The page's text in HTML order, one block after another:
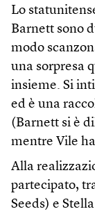
Lo
Barnett sono
modo
una sorpresa
insieme. Si
ed è una
(Barnett si è
mentre Vile
Alla
partecipato,
Seeds) e